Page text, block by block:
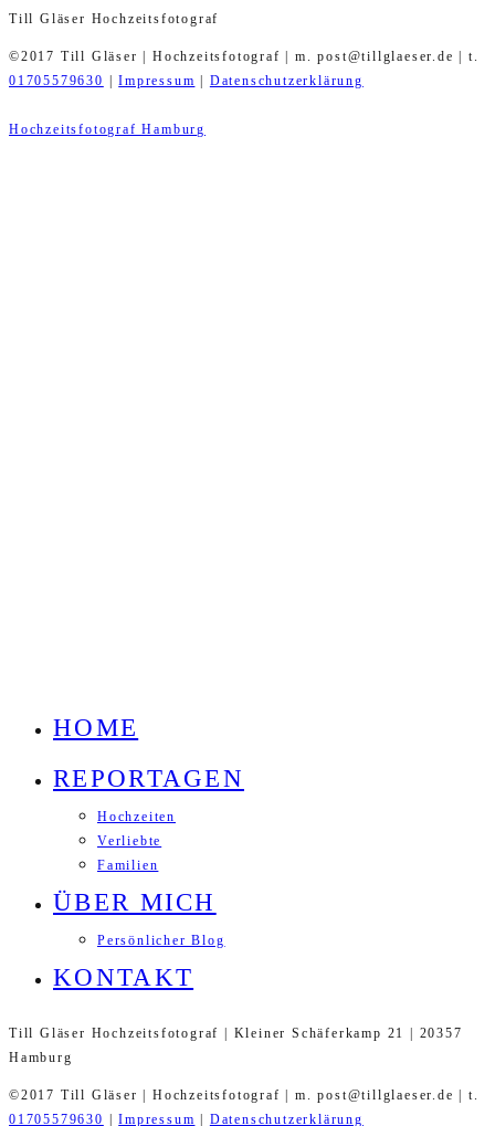
Till Gläser Hochzeitsfotograf
©2017 Till Gläser | Hochzeitsfotograf | m. post@tillglaeser.de | t.
01705579630
|Impressum Datenschutzerklärung
Hochzeitsfotograf Hamburg
HOME
REPORTAGEN
Hochzeiten
Verliebte
Familien
ÜBER MICH
Persönlicher Blog
KONTAKT
Till Gläser Hochzeitsfotograf | Kleiner Schäferkamp 21 | 20357
Hamburg
©2017 Till Gläser | Hochzeitsfotograf | m. post@tillglaeser.de | t.
01705579630
|Impressum Datenschutzerklärung